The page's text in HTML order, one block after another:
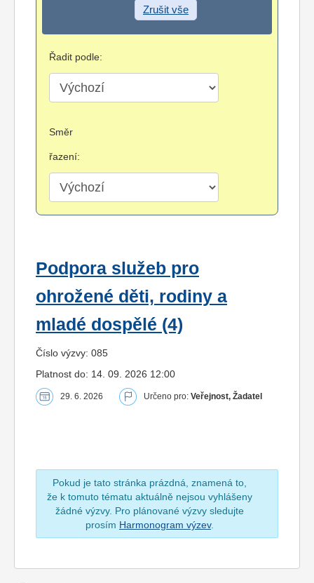
Zrušit vše
Řadit podle:
Směr
řazení:
Podpora služeb pro
ohrožené děti, rodiny a
mladé dospělé (4)
Číslo výzvy: 085
Platnost do: 14. 09. 2026 12:00
29. 6. 2026 Určeno pro: Veřejnost, Žadatel
Pokud je tato stránka prázdná, znamená to,
že k tomuto tématu aktuálně nejsou vyhlášeny
žádné výzvy. Pro plánované výzvy sledujte
prosím Harmonogram výzev.